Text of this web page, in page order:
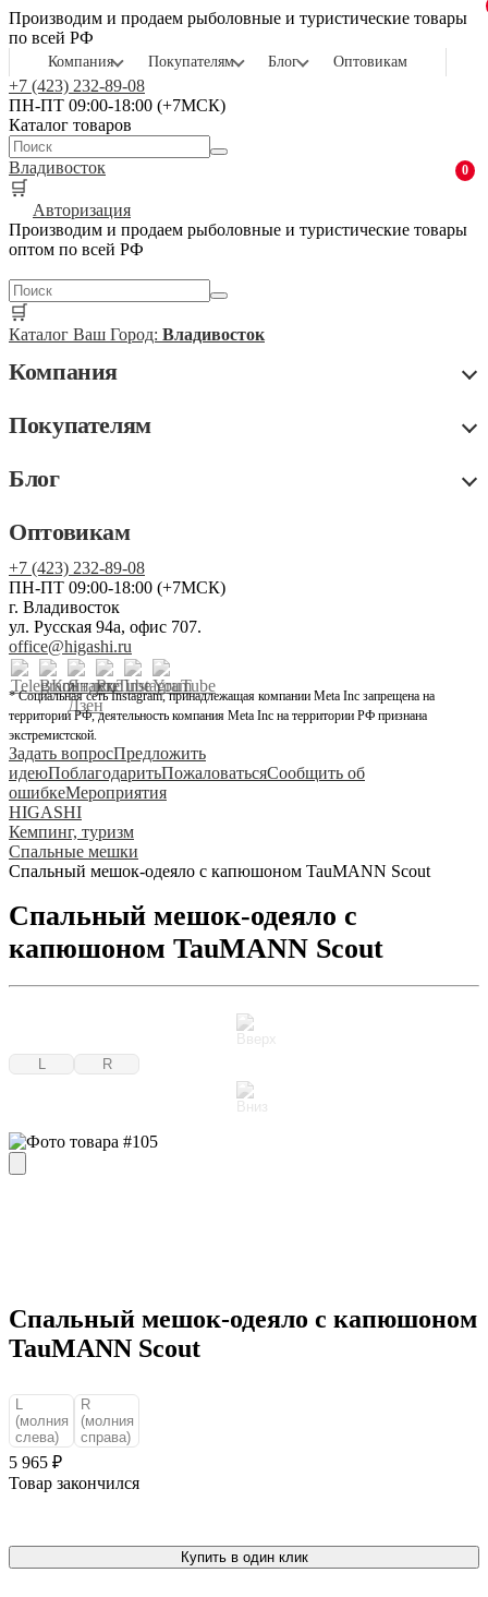
Производим и продаем рыболовные и туристические товары
по всей РФ
Компания Покупателям Блог Оптовикам
+7 (423) 232-89-08
ПН-ПТ 09:00-18:00 (+7МСК)
Каталог товаров
Владивосток
🛒
0
Авторизация
Производим и продаем рыболовные и туристические товары
оптом по всей РФ
🛒
Каталог Ваш Город: Владивосток
Компания
Покупателям
Блог
Оптовикам
+7 (423) 232-89-08
ПН-ПТ 09:00-18:00 (+7МСК)
г. Владивосток
ул. Русская 94а, офис 707.
office@higashi.ru
* Социальная сеть Instagram, принадлежащая компании Meta Inc запрещена на
территории РФ, деятельность компания Meta Inc на территории РФ признана
экстремистской.
Задать вопросПредложить
идеюПоблагодаритьПожаловатьсяСообщить об
ошибкеМероприятия
HIGASHI
Кемпинг, туризм
Спальные мешки
Спальный мешок-одеяло с капюшоном TauMANN Scout
Спальный мешок-одеяло с
капюшоном TauMANN Scout
R
Спальный мешок-одеяло с капюшоном
TauMANN Scout
L
(молния
слева)
R
(молния
справа)
5 965 ₽
Товар закончился
Купить в один клик